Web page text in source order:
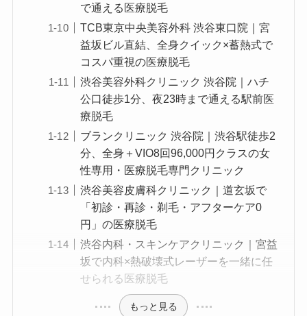
で通える医療脱毛
TCB東京中央美容外科 渋谷東口院｜宮
益坂ビル直結、全身クイック×蓄熱式で
コスパ重視の医療脱毛
渋谷美容外科クリニック 渋谷院｜ハチ
公口徒歩1分、夜23時まで通える駅前医
療脱毛
ブランクリニック 渋谷院｜渋谷駅徒歩2
分、全身＋VIO8回96,000円クラスの女
性専用・医療脱毛専門クリニック
渋谷美容皮膚科クリニック｜道玄坂で
「初診・再診・剃毛・アフターケア0
円」の医療脱毛
渋谷内科・スキンケアクリニック｜宮益
坂で内科×熱破壊式レーザーを一緒に任
せられる医療脱毛
もっと見る